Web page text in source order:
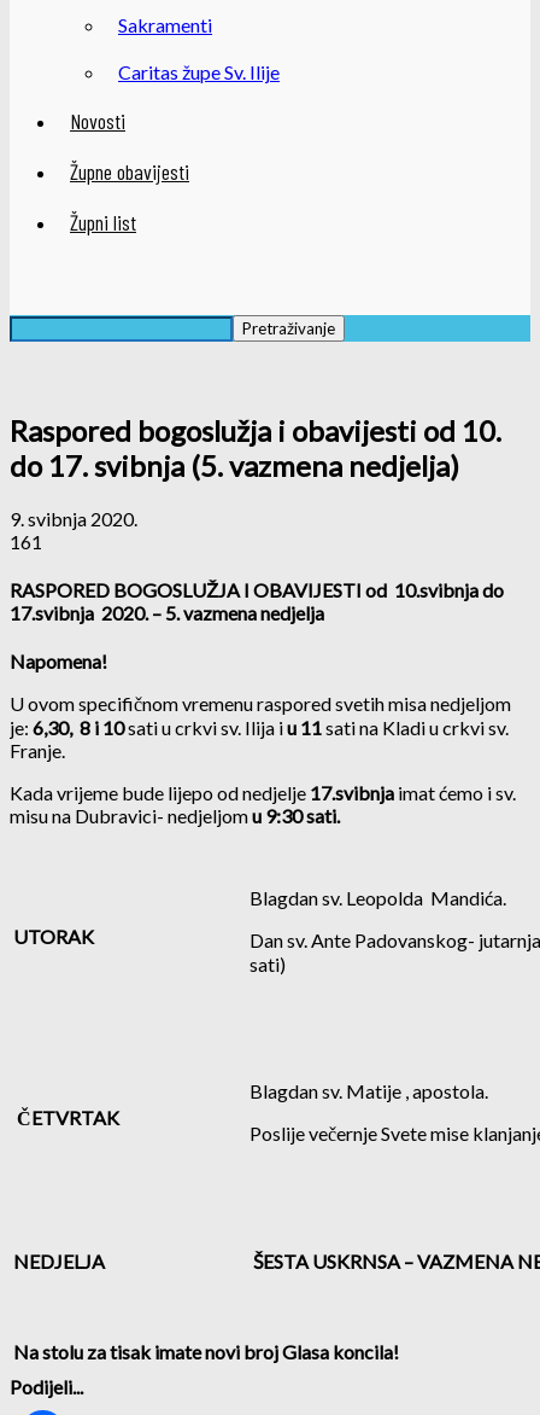
Sakramenti
Caritas župe Sv. Ilije
Novosti
Župne obavijesti
Župni list
Raspored bogoslužja i obavijesti od 10.
do 17. svibnja (5. vazmena nedjelja)
9. svibnja 2020.
161
RASPORED BOGOSLUŽJA I OBAVIJESTI od 10.svibnja do
17.svibnja 2020. – 5. vazmena nedjelja
Napomena!
U ovom specifičnom vremenu raspored svetih misa nedjeljom
je: 6,30, 8 i 10sati u crkvi sv. Ilija iu 11sati na Kladi u crkvi sv.
Franje.
Kada vrijeme bude lijepo od nedjelje 17.svibnja imat ćemo i sv.
misu na Dubravici- nedjeljomu 9:30 sati.
UTORAK
Blagdan sv. Leopolda Mandića.
Dan sv. Ante Padovanskog-
sati)
ČETVRTAK
Blagdan sv. Matije , apostola.
Poslije večernje Svete mise
NEDJELJA ŠESTA USKRNSA – VAZMENA
Na stolu za tisak imate novi broj Glasa koncila!
Podijeli...